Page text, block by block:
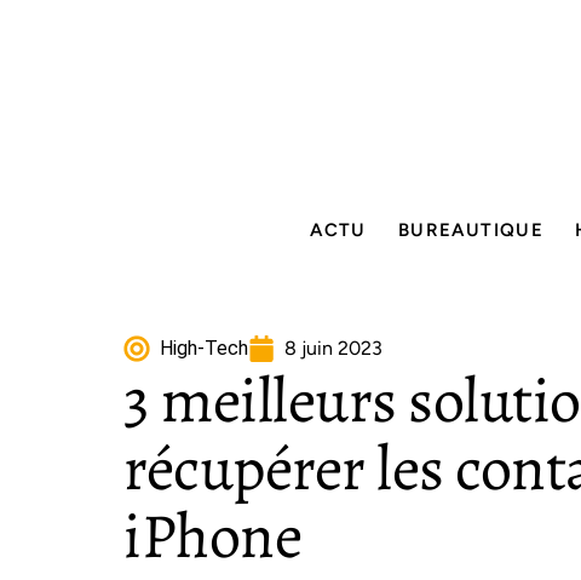
ACTU BUREAUTIQUE
High-Tech 8 juin 2023
3 meilleurs
récupérer les
iPhone